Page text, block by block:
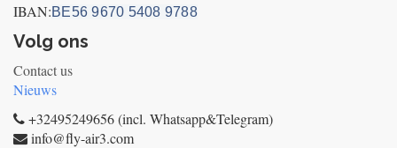
IBAN:BE56 9670 5408 9788
Volg ons
Contact us
Nieuws
+32495249656 (incl. Whatsapp&Telegram)
info@fly-air3.com